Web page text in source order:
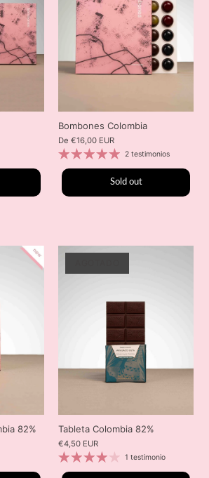
Bombones Colombia
De €16,00 EUR
2 testimonios
Sold out
82% Tableta Colombia 82%
€4,50 EUR
1 testimonio